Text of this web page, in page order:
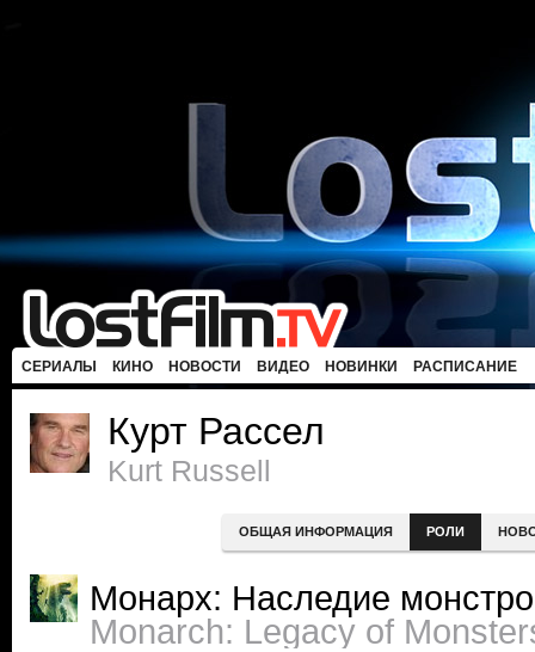
СЕРИАЛЫ КИНО НОВОСТИ ВИДЕО НОВИНКИ РАСПИСАНИЕ
Курт Рассел
Kurt Russell
ОБЩАЯ ИНФОРМАЦИЯ РОЛИ
Монарх: Наследие
Monarch: Legacy of